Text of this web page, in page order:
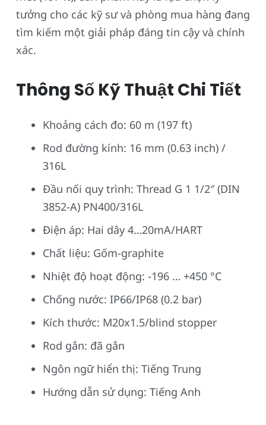
tưởng cho các kỹ sư và phòng mua hàng đang
tìm kiếm một giải pháp đáng tin cậy và chính
xác.
Thông Số Kỹ Thuật Chi Tiết
Khoảng cách đo: 60 m (197 ft)
Rod đường kính: 16 mm (0.63 inch) /
316L
Đầu nối quy trình: Thread G 1 1/2″ (DIN
3852-A) PN400/316L
Điện áp: Hai dây 4…20mA/HART
Chất liệu: Gốm-graphite
Nhiệt độ hoạt động: -196 … +450 °C
Chống nước: IP66/IP68 (0.2 bar)
Kích thước: M20x1.5/blind stopper
Rod gắn: đã gắn
Ngôn ngữ hiển thị: Tiếng Trung
Hướng dẫn sử dụng: Tiếng Anh